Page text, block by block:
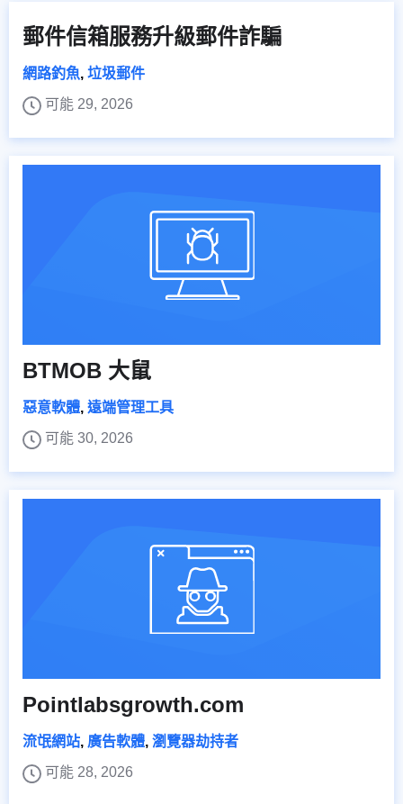
郵件信箱服務升級郵件詐騙
網路釣魚, 垃圾郵件
可能 29, 2026
BTMOB 大鼠
惡意軟體, 遠端管理工具
可能 30, 2026
Pointlabsgrowth.com
流氓網站, 廣告軟體, 瀏覽器劫持者
可能 28, 2026